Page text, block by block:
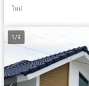
ใหม่
1 /9